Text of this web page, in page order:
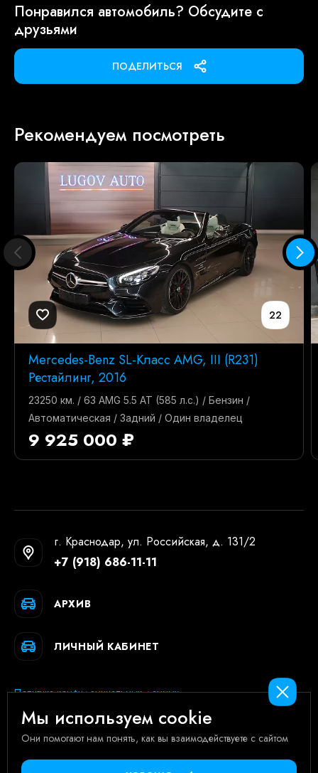
Понравился автомобиль? Обсудите с
друзьями
ПОДЕЛИТЬСЯ
Рекомендуем посмотреть
22
Mercedes-Benz SL-Класс AMG, III (R231)
Рестайлинг, 2016
23250 км. / 63 AMG 5.5 AT (585 л.с.) / Бензин /
Автоматическая / Задний / Один владелец
9 925 000 ₽
г. Краснодар, ул. Российская, д. 131/2
+7 (918) 686-11-11
АРХИВ
ЛИЧНЫЙ КАБИНЕТ
Политика конфиденциальных данных
Согласие на обработку персональных данных
2026 © LUGOV AUTO. Все права защищены.
Мы используем cookie
Они помогают нам понять, как вы взаимодействуете с сайтом